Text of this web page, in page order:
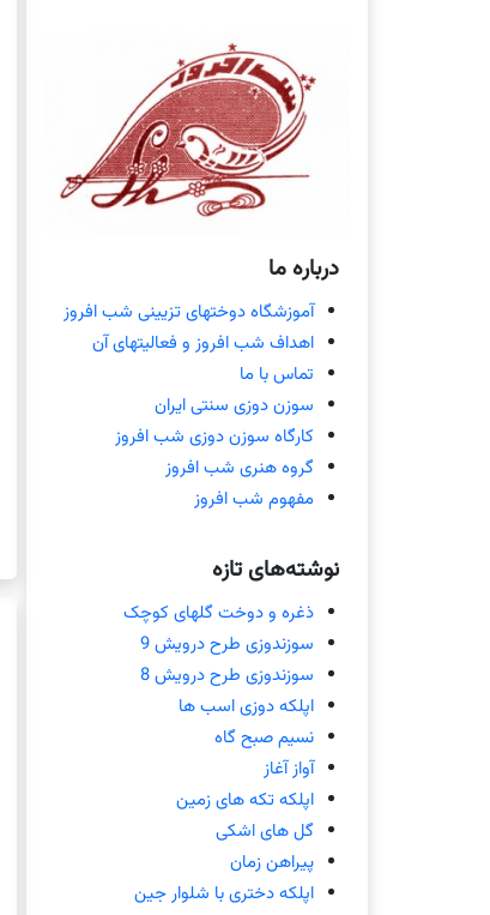
درباره ما
آموزشگاه دوختهای تزیینی شب افروز
اهداف شب افروز و فعالیتهای آن
تماس با ما
سوزن دوزی سنتی ایران
کارگاه سوزن دوزی شب افروز
گروه هنری شب افروز
مفهوم شب افروز
نوشته‌های تازه
ذغره و دوخت گلهای کوچک
سوزندوزی طرح درویش 9
سوزندوزی طرح درویش 8
اپلکه دوزی اسب ها
نسیم صبح گاه
آواز آغاز
اپلکه تکه های زمین
گل های اشکی
پیراهن زمان
اپلکه دختری با شلوار جین